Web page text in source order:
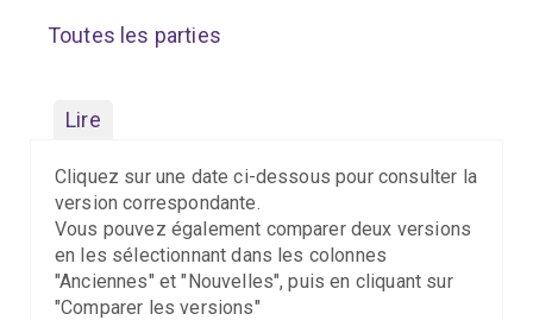
Toutes les parties
Lire
Cliquez sur une date ci-dessous pour consulter la
version correspondante.
Vous pouvez également comparer deux versions
en les sélectionnant dans les colonnes
"Anciennes" et "Nouvelles", puis en cliquant sur
"Comparer les versions"